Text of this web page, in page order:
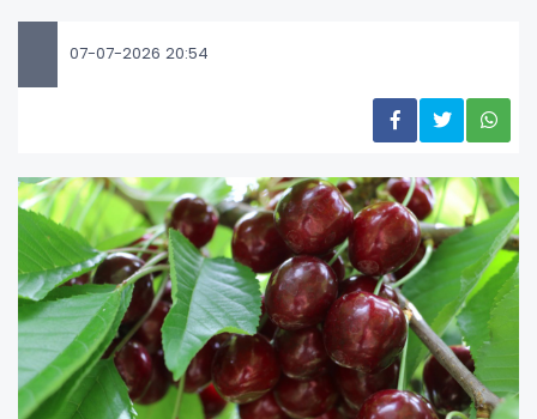
07-07-2026 20:54